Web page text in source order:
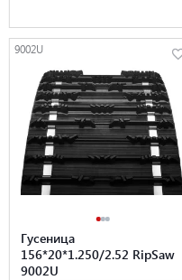
9002U
Гусеница
156*20*1.250/2.52 RipSaw
9002U